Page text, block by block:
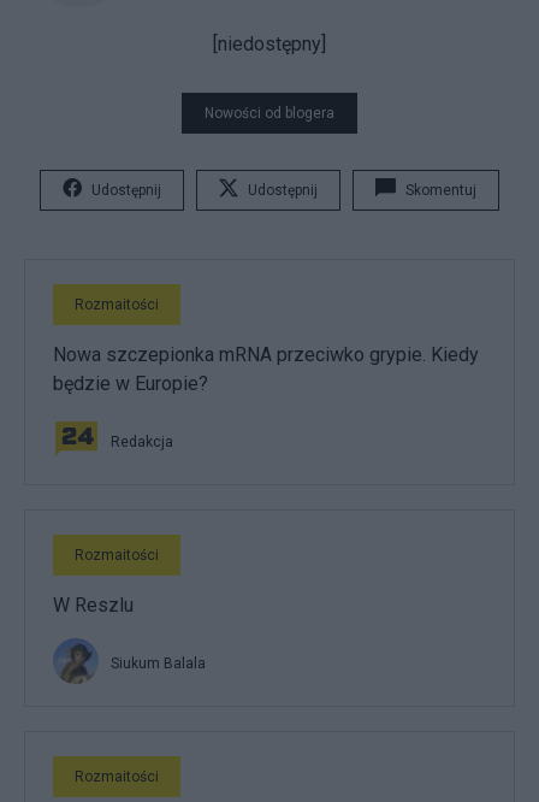
[niedostępny]
Nowości od blogera
Udostępnij Udostępnij Skomentuj
Rozmaitości
Nowa szczepionka mRNA przeciwko grypie. Kiedy
będzie w Europie?
Redakcja
Rozmaitości
W Reszlu
Siukum Balala
Rozmaitości